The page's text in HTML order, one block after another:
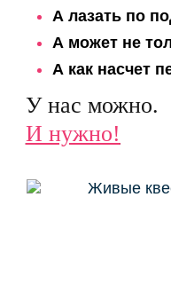
А лазать по
А может не
А как насчет
У нас можно.
И нужно!